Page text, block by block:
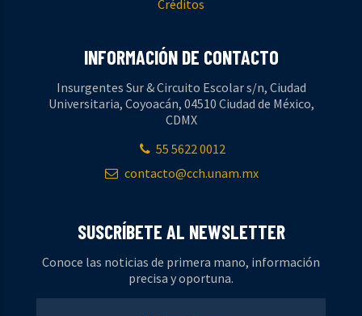
Créditos
INFORMACIÓN DE CONTACTO
Insurgentes Sur & Circuito Escolar s/n, Ciudad
Universitaria, Coyoacán, 04510 Ciudad de México,
CDMX
55 5622 0012
contacto@cch.unam.mx
SUSCRÍBETE AL NEWSLETTER
Conoce las noticias de primera mano, información
precisa y oportuna.